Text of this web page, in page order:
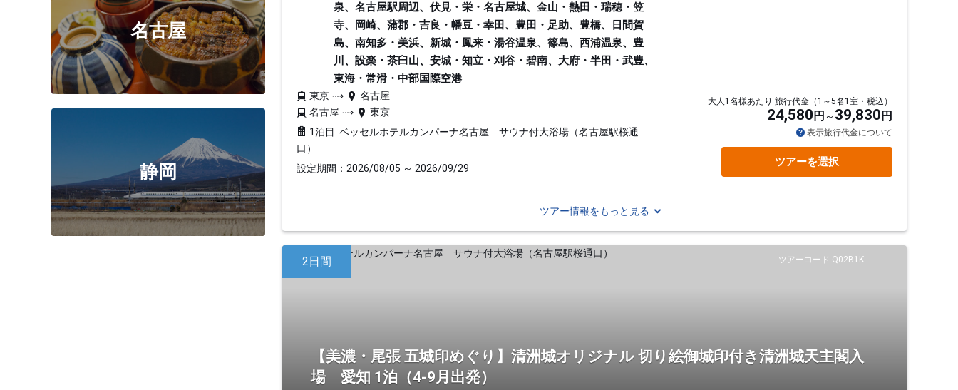
名古屋
静岡
泉、名古屋駅周辺、伏見・栄・名古屋城、金山・熱田・瑞穂・笠
寺、岡崎、蒲郡・吉良・幡豆・幸田、豊田・足助、豊橋、日間賀
島、南知多・美浜、新城・鳳来・湯谷温泉、篠島、西浦温泉、豊
川、設楽・茶臼山、安城・知立・刈谷・碧南、大府・半田・武豊、
東海・常滑・中部国際空港
東京
名古屋
名古屋
東京
1泊目: ベッセルホテルカンパーナ名古屋 サウナ付大浴場（名古屋駅桜通
口）
設定期間：2026/08/05 ～ 2026/09/29
大人1名様あたり 旅行代金（1～5名1室・税込）
24,580 円 39,830 円
表示旅行代金について
ツアーを選択
ツアー情報をもっと見る
ツアーコード Q02B1K
2日間
【美濃・尾張 五城印めぐり】清洲城オリジナル 切り絵御城印付き清洲城天主閣入
場 愛知 1泊（4-9月出発）